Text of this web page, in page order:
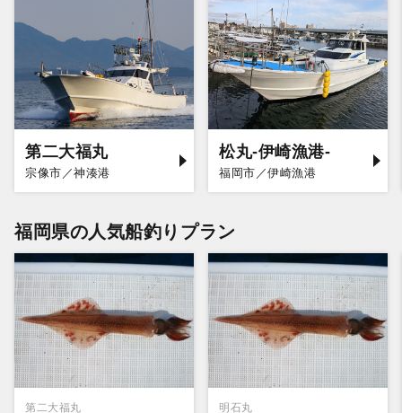
第二大福丸
宗像市／神湊港
松丸-伊崎漁港-
福岡市／伊崎漁港
福岡県の人気船釣りプラン
第二大福丸 明石丸